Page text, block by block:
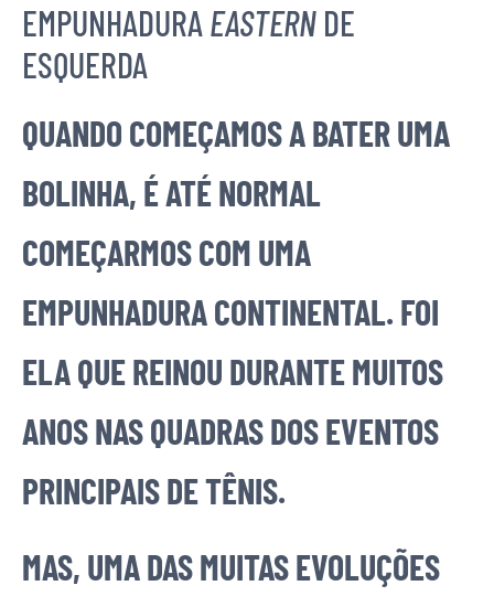
EMPUNHADURA EASTERN DE
ESQUERDA
QUANDO COMEÇAMOS A BATER UMA
BOLINHA, É ATÉ NORMAL
COMEÇARMOS COM UMA
EMPUNHADURA CONTINENTAL. FOI
ELA QUE REINOU DURANTE MUITOS
ANOS NAS QUADRAS DOS EVENTOS
PRINCIPAIS DE TÊNIS.
MAS, UMA DAS MUITAS EVOLUÇÕES